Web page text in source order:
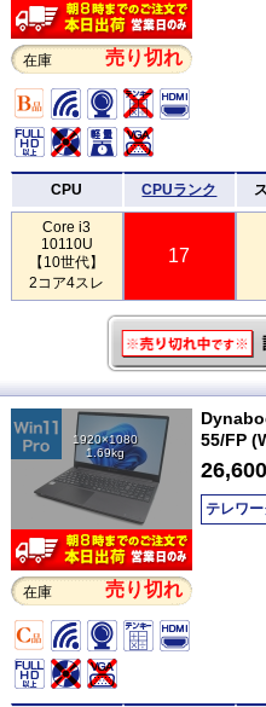
在庫 売り切れ
CPU CPUランク
Core i3
10110U
【10世代】
2コア4スレ
17
1920×1080
1.69kg
在庫 売り切れ
55/FP
26,600
テレワ